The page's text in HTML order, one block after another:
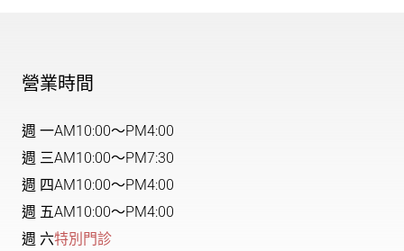
營業時間
週 一AM10:00～PM4:00
週 三AM10:00～PM7:30
週 四AM10:00～PM4:00
週 五AM10:00～PM4:00
週 六特別門診